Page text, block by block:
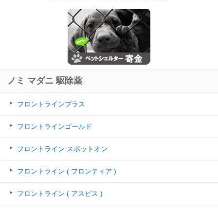
ノミ マダニ 駆除薬
フロントラインプラス
フロントラインゴールド
フロントライン スポットオン
フロントライン ( フロンティア )
フロントライン ( アスピス )